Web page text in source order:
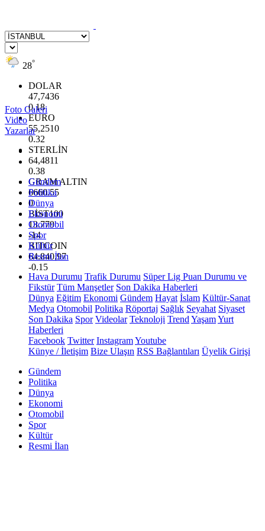
28°
DOLAR
47,7436
0.18
EURO
55,2510
0.32
STERLİN
64,4811
0.38
GRAM ALTIN
6660.55
0
BİST100
13.779
-14
BITCOIN
64.840,97
-0.15
Foto Galeri
Video
Yazarlar
Gündem
Politika
Dünya
Ekonomi
Otomobil
Spor
Kültür
Resmi İlan
Hava Durumu Trafik Durumu Süper Lig Puan Durumu ve
Fikstür Tüm Manşetler Son Dakika Haberleri
Dünya Eğitim Ekonomi Gündem Hayat İslam Kültür-Sanat
Medya Otomobil Politika Röportaj Sağlık Seyahat Siyaset
Son Dakika Spor Videolar Teknoloji Trend YaşamYurt
Haberleri
Facebook Twitter InstagramYoutube
Künye / İletişim Bize Ulaşın RSS Bağlantıları Üyelik Girişi
Gündem
Politika
Dünya
Ekonomi
Otomobil
Spor
Kültür
Resmi İlan